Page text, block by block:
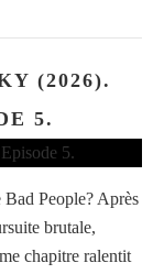
(2026).
5.
People? Après
brutale,
chapitre ralentit